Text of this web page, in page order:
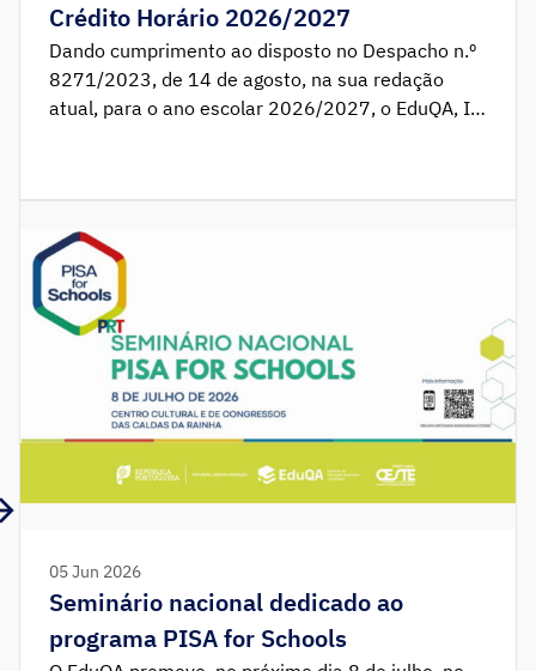
Crédito Horário 2026/2027
Dando cumprimento ao disposto no Despacho n.º
8271/2023, de 14 de agosto, na sua redação
atual, para o ano escolar 2026/2027, o EduQA, I.
atribuição de crédito horário, respetivamente, a
agrupadas promotores de Centro Qualifica e a
agrupamentos de escolas e escolas não
agrupadas parceiros de Centros Qualifica.
05 Jun 2026
Seminário nacional dedicado ao
programa PISA for Schools